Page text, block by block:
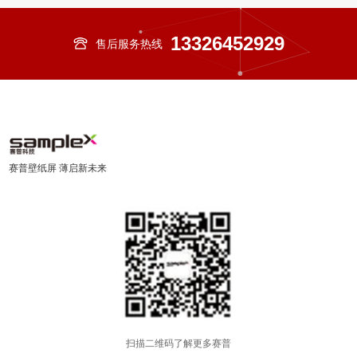
售后服务热线 13326452929
赛普壁纸屏 薄启新未来
扫描二维码了解更多赛普